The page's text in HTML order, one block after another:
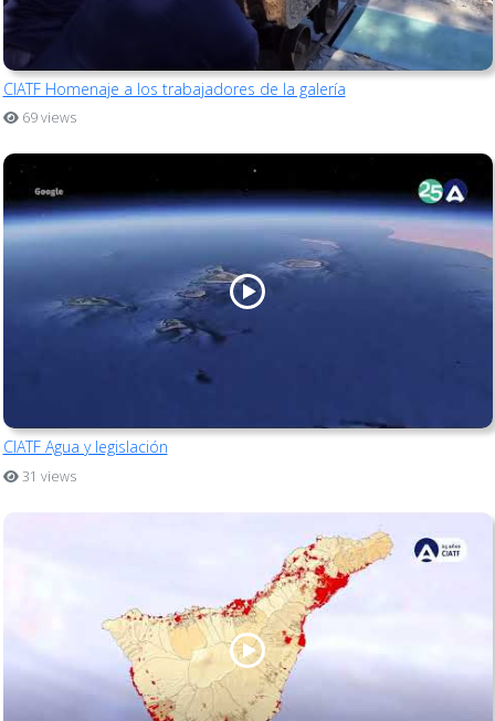
CIATF Homenaje a los trabajadores de la galería
69 views
CIATF Agua y legislación
31 views